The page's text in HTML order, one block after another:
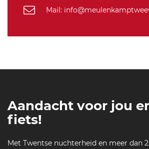
Mail:
Aandacht voor jou
fiets!
Met Twentse nuchterheid en meer dan